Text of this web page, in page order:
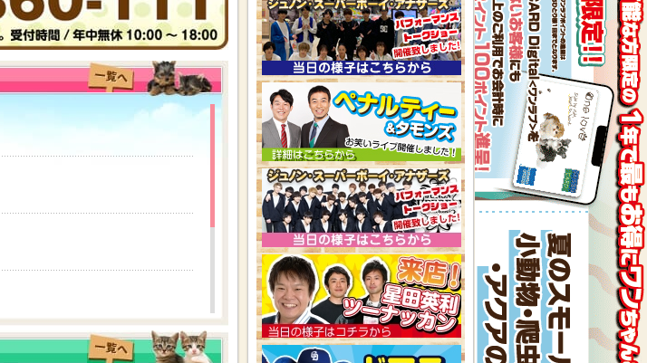
西熊本店・はません店・宇土店）